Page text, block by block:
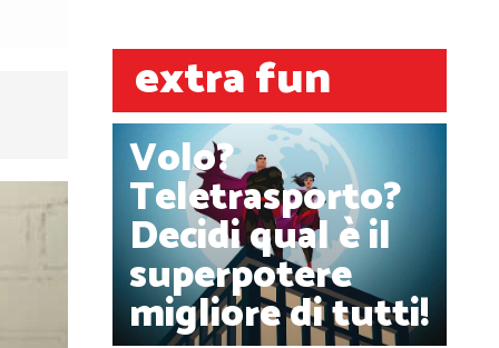
extra fun
Volo?
Teletrasporto?
Decidi qual è il
superpotere
migliore di tutti!